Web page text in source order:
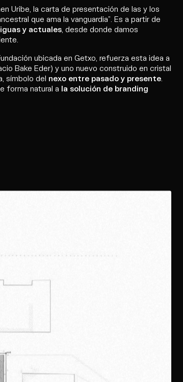
Uribe, la carta de presentación de las y los
que ama la vanguardia”. Es a partir de
y actuales, desde donde damos
ubicada en Getxo, refuerza esta idea a
Bake Eder) y uno nuevo construido en cristal
símbolo del nexo entre pasado y presente.
forma natural a la solución de branding